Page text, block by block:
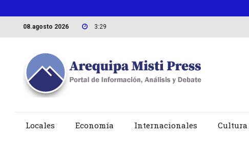
08.agosto 2026 3:29
Locales Economía Internacionales Cultura